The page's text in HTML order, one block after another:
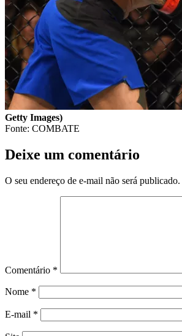
Getty Images)
Fonte: COMBATE
Deixe um comentário
O seu endereço de e-mail não será publicado.
Comentário *
Nome *
E-mail *